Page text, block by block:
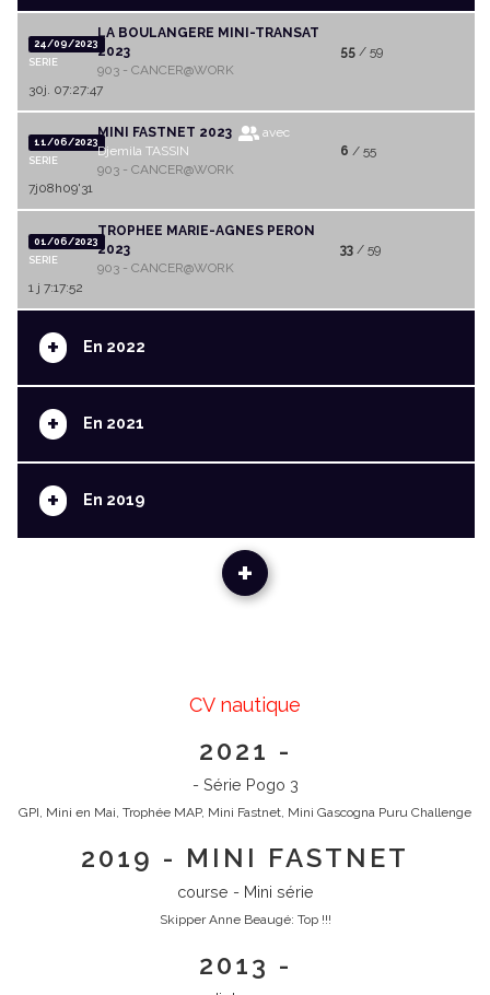
24/09/2023
SERIE
LA BOULANGERE MINI-TRANSAT
2023
903 - CANCER@WORK
55/ 59
30j. 07:27:47
11/06/2023
SERIE
MINI FASTNET 2023
avec
Djemila TASSIN
903 - CANCER@WORK
6 / 55
7j08h09'31
01/06/2023
SERIE
TROPHEE MARIE-AGNES PERON
2023
903 - CANCER@WORK
33/ 59
1 j 7:17:52
+ En 2022
+ En 2021
+ En 2019
+
CV nautique
2021 -
- Série Pogo 3
GPI, Mini en Mai, Trophée MAP, Mini Fastnet, Mini Gascogna Puru Challenge
2019 - MINI FASTNET
course - Mini série
Skipper Anne Beaugé: Top !!!
2013 -